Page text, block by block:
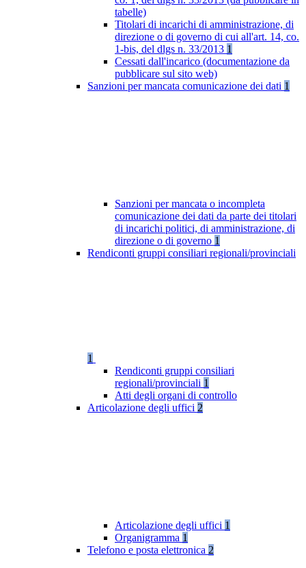
tabelle)
Titolari di incarichi di amministrazione, di
direzione o di governo di cui all'art. 14, co.
1-bis, del dlgs n. 33/2013 1
Cessati dall'incarico (documentazione da
pubblicare sul sito web)
Sanzioni per mancata comunicazione dei dati 1
Sanzioni per mancata o incompleta
comunicazione dei dati da parte dei titolari
di incarichi politici, di amministrazione, di
direzione o di governo 1
Rendiconti gruppi consiliari regionali/provinciali
1
Rendiconti gruppi consiliari
regionali/provinciali 1
Atti degli organi di controllo
Articolazione degli uffici 2
Articolazione degli uffici 1
Organigramma 1
Telefono e posta elettronica 2